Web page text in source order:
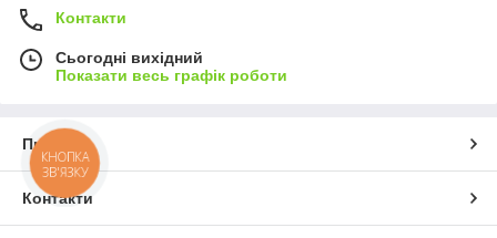
Контакти
Сьогодні вихідний
Показати весь графік роботи
Про нас
Контакти
КНОПКА
ЗВ'ЯЗКУ